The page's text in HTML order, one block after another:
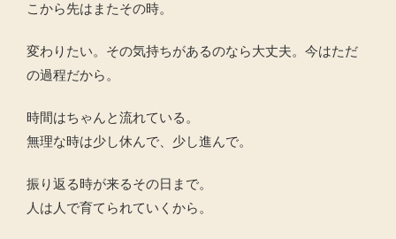
こから先はまたその時。
変わりたい。その気持ちがあるのなら大丈夫。今はただ
の過程だから。
時間はちゃんと流れている。
無理な時は少し休んで、少し進んで。
振り返る時が来るその日まで。
人は人で育てられていくから。